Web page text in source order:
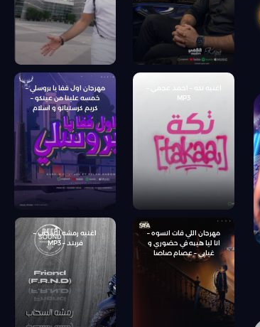
اغنيه تكه – احمد عجمي –
MP3
مهرجان اول قفا يا بروسلي –
خمسه علينا من عينكو –
كريم كرستيانو و اسلام
كابونجا – توزيع يوسف اوشا
مهرجان اللي فات انسوه –
انا ليا هيبه في حضوري و
غيابي – عصام صاصا
الكروان – كلمات محمود
سوستا – توزيع كيمو الديب
اغنيه رمشه السحاب –
فريند – MP3